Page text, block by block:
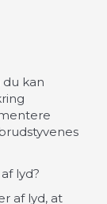
kan
lyd?
af lyd, at